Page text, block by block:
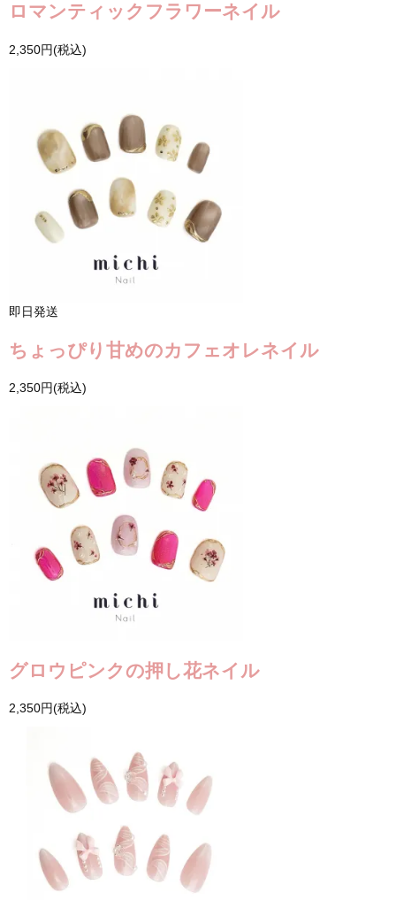
ロマンティックフラワーネイル
2,350円(税込)
即日発送
ちょっぴり甘めのカフェオレネイル
2,350円(税込)
グロウピンクの押し花ネイル
2,350円(税込)